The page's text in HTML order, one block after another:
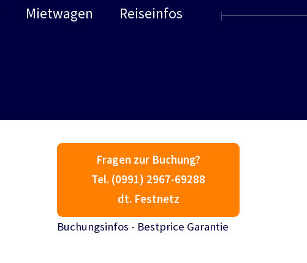
Mietwagen Reiseinfos
Fragen zur Buchung?
Tel. (0991) 2967-69288
dt. Festnetz
Buchungsinfos - Bestprice Garantie